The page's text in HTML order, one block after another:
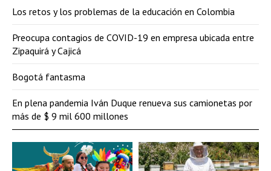
Los retos y los problemas de la educación en Colombia
Preocupa contagios de COVID-19 en empresa ubicada entre
Zipaquirá y Cajicá
Bogotá fantasma
En plena pandemia Iván Duque renueva sus camionetas por
más de $ 9 mil 600 millones